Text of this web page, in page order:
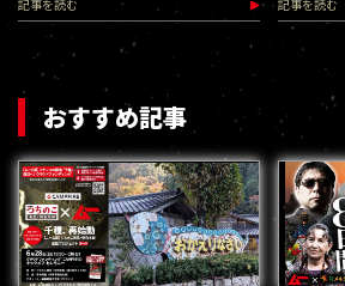
記事を読む 記事を読む
おすすめ記事